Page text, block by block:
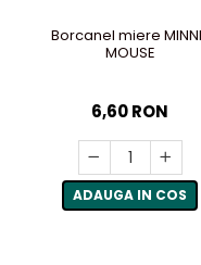
Borcanel miere
MOUSE
6,60 RON
ADAUGA IN COS